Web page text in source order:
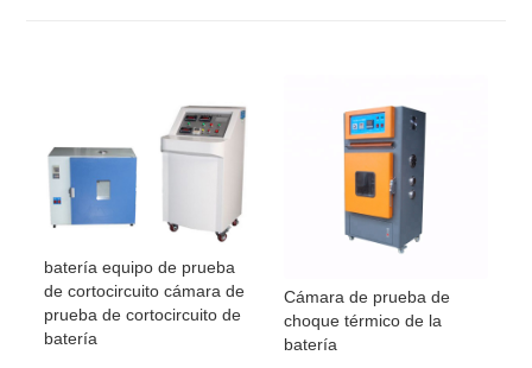
batería equipo de prueba
de cortocircuito cámara de
prueba de cortocircuito de
batería
Cámara de prueba de
choque térmico de la
batería